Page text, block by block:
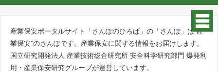
産業保安ポータルサイト「さんぽのひろば」の「さんぽ」は”産
業保安”のさんぽです。産業保安に関する情報をお届けします。
国立研究開発法人 産業技術総合研究所 安全科学研究部門 爆発利
用・産業保安研究グループが運営しています。